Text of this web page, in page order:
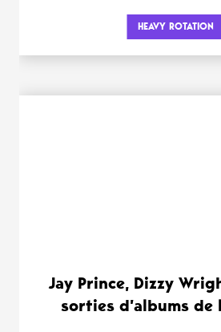
HEAVY ROTATION
Jay Prince, Dizzy
sorties d’albums de